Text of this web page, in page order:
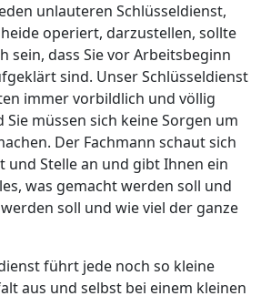
unlauteren Schlüsseldienst,
operiert, darzustellen, sollte
sein, dass Sie vor Arbeitsbeginn
sind. Unser Schlüsseldienst
immer vorbildlich und völlig
müssen sich keine Sorgen um
Der Fachmann schaut sich
und Stelle an und gibt Ihnen ein
was gemacht werden soll und
soll und wie viel der ganze
führt jede noch so kleine
aus und selbst bei einem kleinen